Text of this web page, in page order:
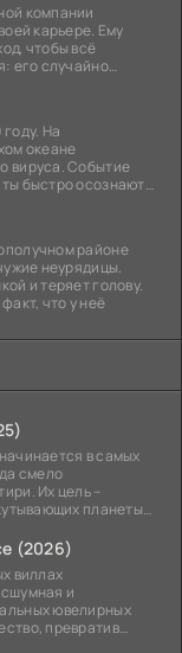
компании
карьере. Ему
чтобы всё
его случайно
На
океане
вируса. Событие
быстро осознают:
районе
неурядицы.
и теряет голову.
что у неё
в самых
смело
Их цель –
планеты
(2026)
виллах
и
ювелирных
превратив